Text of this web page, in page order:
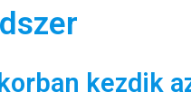
kezdik